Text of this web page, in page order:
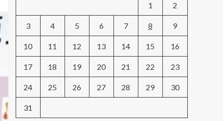
1
2
3 4 5 6 7 8 9
10 11 12 13 14 15 16
17 18 19 20 21 22 23
24 25 26 27 28 29 30
31